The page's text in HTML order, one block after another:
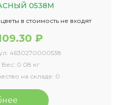
0538М
в стоимость не входят
₽
4630270000538
Вес: 0.08 кг
на складе: 0